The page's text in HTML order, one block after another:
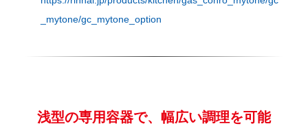
_mytone/gc_mytone_option
浅型の専用容器で、幅広い調理を可能